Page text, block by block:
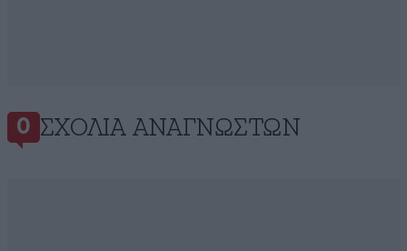
0 ΣΧΌΛΙΑ ΑΝΑΓΝΩΣΤΏΝ